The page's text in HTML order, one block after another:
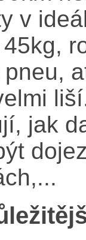
v
jak